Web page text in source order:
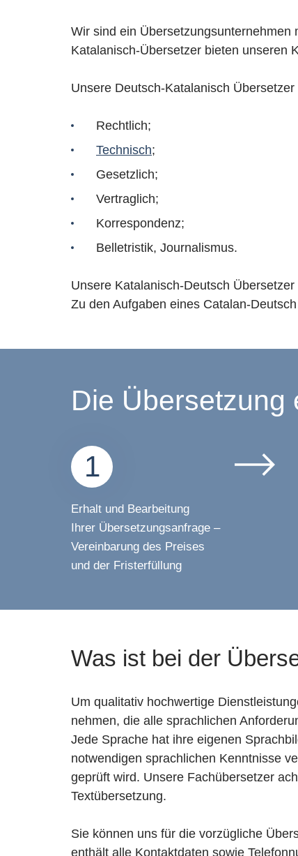
Wir sind ein
Katalanisch-Übersetzer bieten unseren
Unsere Deutsch-Katalanisch
Rechtlich;
Technisch;
Gesetzlich;
Vertraglich;
Korrespondenz;
Belletristik, Journalismus.
Unsere Katalanisch-Deutsch
Zu den Aufgaben eines Catalan-
Die Übersetzung
1
Erhalt und Bearbeitung
Ihrer Übersetzungsanfrage –
Vereinbarung des Preises
und der Fristerfüllung
Was ist bei der
Um qualitativ hochwertige
nehmen, die alle sprachlichen
Jede Sprache hat ihre eigenen
notwendigen sprachlichen Kenntnisse
geprüft wird. Unsere Fachübersetzer
Textübersetzung.
Sie können uns für die vorzügliche
enthält alle Kontaktdaten sowie